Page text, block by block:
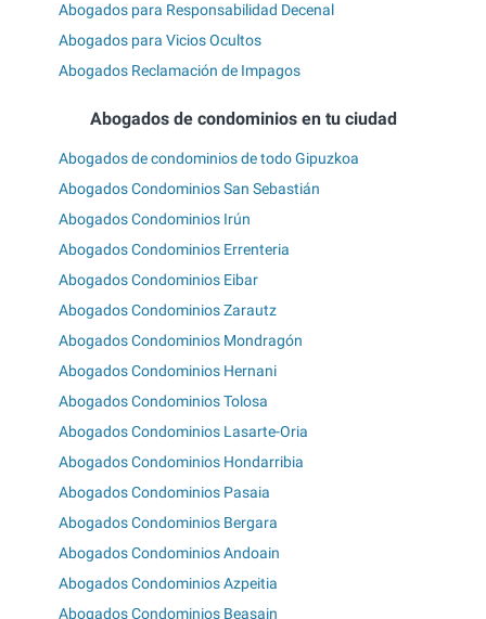
Abogados para Responsabilidad Decenal
Abogados para Vicios Ocultos
Abogados Reclamación de Impagos
Abogados de condominios en tu ciudad
Abogados de condominios de todo Gipuzkoa
Abogados Condominios San Sebastián
Abogados Condominios Irún
Abogados Condominios Errenteria
Abogados Condominios Eibar
Abogados Condominios Zarautz
Abogados Condominios Mondragón
Abogados Condominios Hernani
Abogados Condominios Tolosa
Abogados Condominios Lasarte-Oria
Abogados Condominios Hondarribia
Abogados Condominios Pasaia
Abogados Condominios Bergara
Abogados Condominios Andoain
Abogados Condominios Azpeitia
Abogados Condominios Beasain